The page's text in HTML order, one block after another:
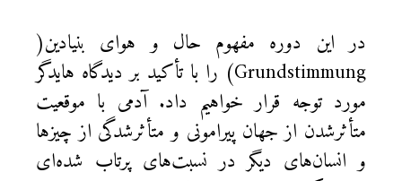
در اين دوره مفهوم حال و هوای بنيادين(
Grundstimmung) را با تأکيد بر ديدگاه هايدگر
مورد توجه قرار خواهیم داد. آدمی با موقعيت
متأثرشدن از جهان پيرامونی و متأثرشدگی از چیزها
و انسان‌های دیگر در نسبت‌های پرتاب شده‌ای